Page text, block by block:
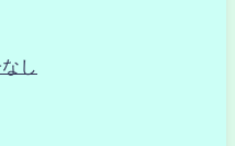
し